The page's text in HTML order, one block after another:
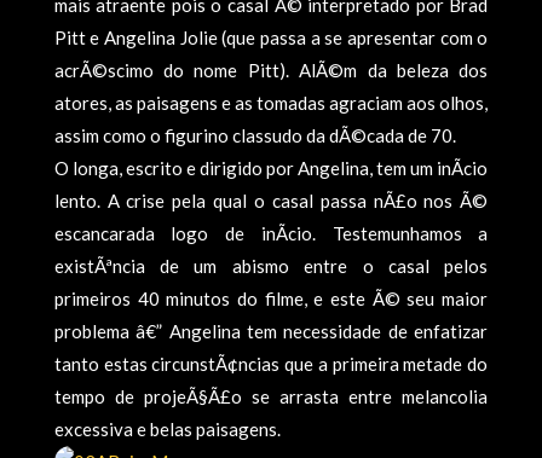
mais atraente pois o casal Ã© interpretado por Brad
Pitt e Angelina Jolie (que passa a se apresentar com o
acrÃ©scimo do nome Pitt). AlÃ©m da beleza dos
atores, as paisagens e as tomadas agraciam aos olhos,
assim como o figurino classudo da dÃ©cada de 70.
O longa, escrito e dirigido por Angelina, tem um inÃ­cio
lento. A crise pela qual o casal passa nÃ£o nos Ã©
escancarada logo de inÃ­cio. Testemunhamos a
existÃªncia de um abismo entre o casal pelos
primeiros 40 minutos do filme, e este Ã© seu maior
problema â€” Angelina tem necessidade de enfatizar
tanto estas circunstÃ¢ncias que a primeira metade do
tempo de projeÃ§Ã£o se arrasta entre melancolia
excessiva e belas paisagens.